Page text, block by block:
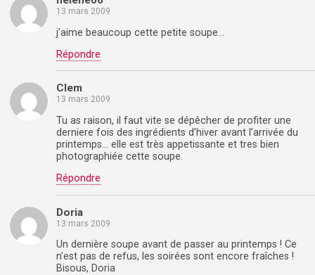
13 mars 2009
j’aime beaucoup cette petite soupe…
Répondre
Clem
13 mars 2009
Tu as raison, il faut vite se dépêcher de profiter une
derniere fois des ingrédients d’hiver avant l’arrivée du
printemps… elle est très appetissante et tres bien
photographiée cette soupe.
Répondre
Doria
13 mars 2009
Un dernière soupe avant de passer au printemps ! Ce
n’est pas de refus, les soirées sont encore fraîches !
Bisous, Doria